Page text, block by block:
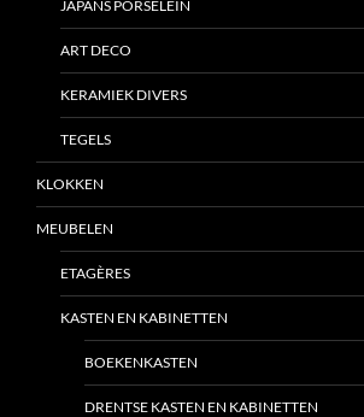
JAPANS PORSELEIN
ART DECO
KERAMIEK DIVERS
TEGELS
KLOKKEN
MEUBELEN
ETAGÈRES
KASTEN EN KABINETTEN
BOEKENKASTEN
DRENTSE KASTEN EN KABINETTEN